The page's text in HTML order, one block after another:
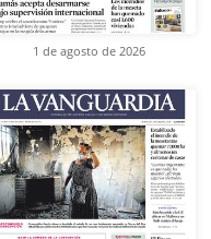
1 de agosto de 2026